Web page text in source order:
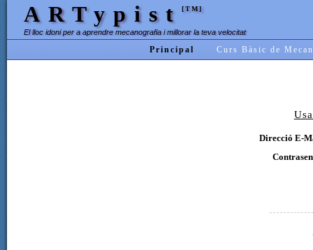
ARTypist [TM]
El lloc idoni per a aprendre mecanografia i millorar la teva velocitat
Principal Curs Bàsic de
Direcció E-